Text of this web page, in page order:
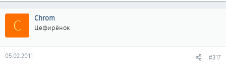
C Chrom
Цефирёнок
05.02.2011 #317